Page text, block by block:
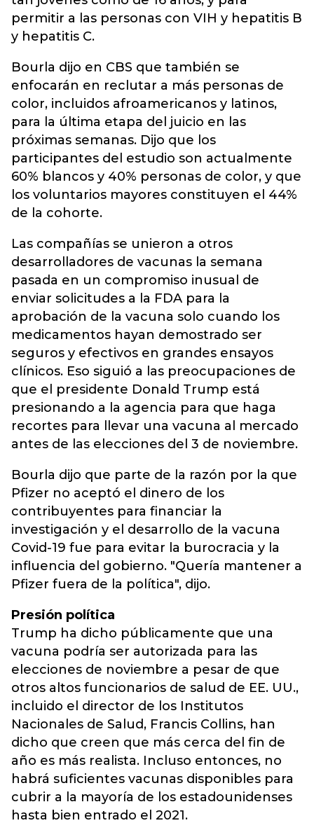
permitir a las personas con VIH y hepatitis B
y hepatitis C.
Bourla dijo en CBS que también se
enfocarán en reclutar a más personas de
color, incluidos afroamericanos y latinos,
para la última etapa del juicio en las
próximas semanas. Dijo que los
participantes del estudio son actualmente
60% blancos y 40% personas de color, y que
los voluntarios mayores constituyen el 44%
de la cohorte.
Las compañías se unieron a otros
desarrolladores de vacunas la semana
pasada en un compromiso inusual de
enviar solicitudes a la FDA para la
aprobación de la vacuna solo cuando los
medicamentos hayan demostrado ser
seguros y efectivos en grandes ensayos
clínicos. Eso siguió a las preocupaciones de
que el presidente Donald Trump está
presionando a la agencia para que haga
recortes para llevar una vacuna al mercado
antes de las elecciones del 3 de noviembre.
Bourla dijo que parte de la razón por la que
Pfizer no aceptó el dinero de los
contribuyentes para financiar la
investigación y el desarrollo de la vacuna
Covid-19 fue para evitar la burocracia y la
influencia del gobierno. "Quería mantener a
Pfizer fuera de la política", dijo.
Presión política
Trump ha dicho públicamente que una
vacuna podría ser autorizada para las
elecciones de noviembre a pesar de que
otros altos funcionarios de salud de EE. UU.,
incluido el director de los Institutos
Nacionales de Salud, Francis Collins, han
dicho que creen que más cerca del fin de
año es más realista. Incluso entonces, no
habrá suficientes vacunas disponibles para
cubrir a la mayoría de los estadounidenses
hasta bien entrado el 2021.